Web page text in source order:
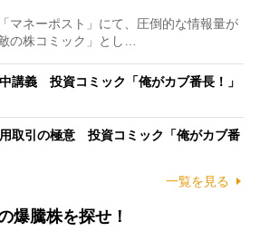
マネーポスト」にて、圧倒的な情報量が
の株コミック」とし…
講義 投資コミック「俺がカブ番長！」
取引の極意 投資コミック「俺がカブ番
一覧を見る
爆騰株を探せ！